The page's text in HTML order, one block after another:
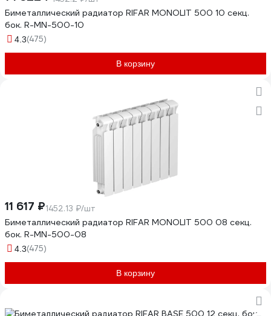
Биметаллический радиатор RIFAR MONOLIT 500 10 секц.
бок. R-MN-500-10
4.3(475)
В корзину
11 617 ₽1452.13 ₽/шт
Биметаллический радиатор RIFAR MONOLIT 500 08 секц.
бок. R-MN-500-08
4.3(475)
В корзину